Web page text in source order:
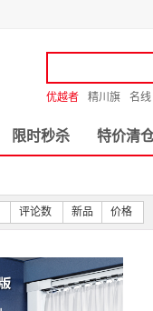
优越者 精川旗 名线
限时秒杀 特价清
评论数 新品 价格